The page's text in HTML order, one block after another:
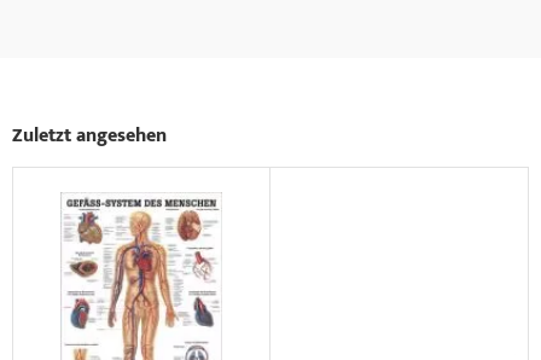
Zuletzt angesehen